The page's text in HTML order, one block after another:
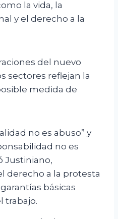
la vida, la
y el derecho a la
del nuevo
sectores reflejan la
medida de
no es abuso” y
no es
Justiniano,
derecho a la protesta
básicas
trabajo.